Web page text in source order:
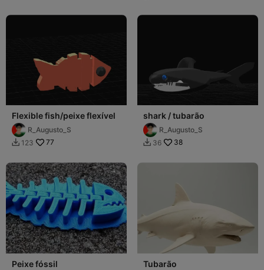
Flexible fish/peixe flexível
R_Augusto_S
 123 77
shark / tubarão
R_Augusto_S
 36 38
Peixe fóssil Tubarão